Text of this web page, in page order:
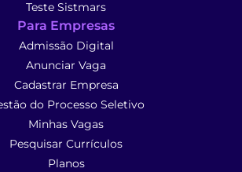
Teste Sistmars
Para Empresas
Admissão Digital
Anunciar Vaga
Cadastrar Empresa
do Processo Seletivo
Minhas Vagas
Pesquisar Currículos
Planos